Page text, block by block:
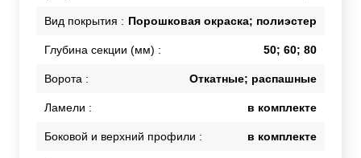
Вид покрытия : Порошковая окраска; полиэстер
Глубина секции (мм) : 50; 60; 80
Ворота : Откатные; распашные
Ламели : в комплекте
Боковой и верхний профили : в комплекте